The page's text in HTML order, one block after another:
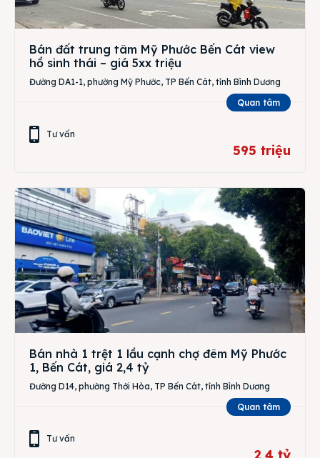
Bán đất trung tâm Mỹ Phước Bến Cát view
hồ sinh thái – giá 5xx triệu
Đường DA1-1, phường Mỹ Phước, TP Bến Cát, tỉnh Bình Dương
Quan tâm
Tư vấn
595 triệu
Bán nhà 1 trệt 1 lầu cạnh chợ đêm Mỹ Phước
1, Bến Cát, giá 2,4 tỷ
Đường D14, phường Thới Hòa, TP Bến Cát, tỉnh Bình Dương
Quan tâm
Tư vấn